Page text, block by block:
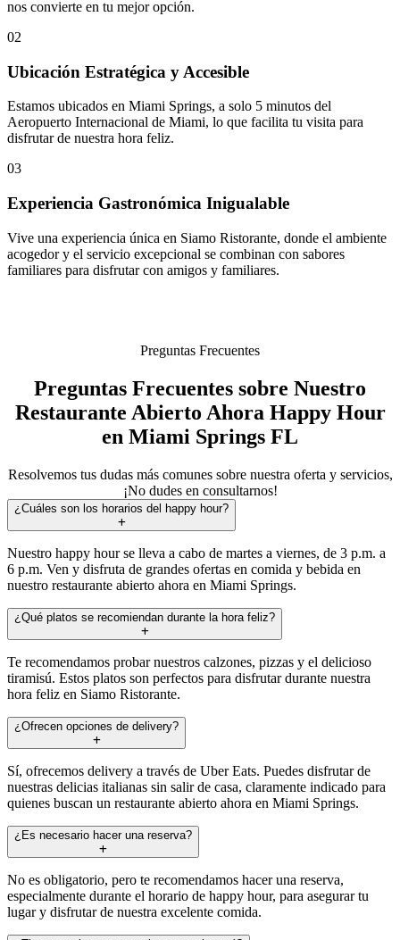
nos convierte en tu mejor opción.
02
Ubicación Estratégica y Accesible
Estamos ubicados en Miami Springs, a solo 5 minutos del
Aeropuerto Internacional de Miami, lo que facilita tu visita para
disfrutar de nuestra hora feliz.
03
Experiencia Gastronómica Inigualable
Vive una experiencia única en Siamo Ristorante, donde el ambiente
acogedor y el servicio excepcional se combinan con sabores
familiares para disfrutar con amigos y familiares.
Preguntas Frecuentes
Preguntas Frecuentes sobre Nuestro
Restaurante Abierto Ahora Happy Hour
en Miami Springs FL
Resolvemos tus dudas más comunes sobre nuestra oferta y servicios,
¡No dudes en consultarnos!
¿Cuáles son los horarios del happy hour?
Nuestro happy hour se lleva a cabo de martes a viernes, de 3 p.m. a
6 p.m. Ven y disfruta de grandes ofertas en comida y bebida en
nuestro restaurante abierto ahora en Miami Springs.
¿Qué platos se recomiendan durante la hora feliz?
Te recomendamos probar nuestros calzones, pizzas y el delicioso
tiramisú. Estos platos son perfectos para disfrutar durante nuestra
hora feliz en Siamo Ristorante.
¿Ofrecen opciones de delivery?
Sí, ofrecemos delivery a través de Uber Eats. Puedes disfrutar de
nuestras delicias italianas sin salir de casa, claramente indicado para
quienes buscan un restaurante abierto ahora en Miami Springs.
¿Es necesario hacer una reserva?
No es obligatorio, pero te recomendamos hacer una reserva,
especialmente durante el horario de happy hour, para asegurar tu
lugar y disfrutar de nuestra excelente comida.